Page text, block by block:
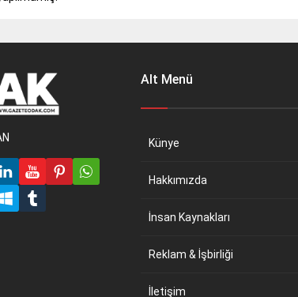
Alt Menü
Künye
Hakkımızda
İnsan Kaynakları
Reklam & İşbirliği
İletişim